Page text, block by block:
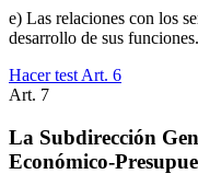
e) Las relaciones con los
desarrollo de sus funciones.
Hacer test Art. 6
Art. 7
La Subdirección
Económico-